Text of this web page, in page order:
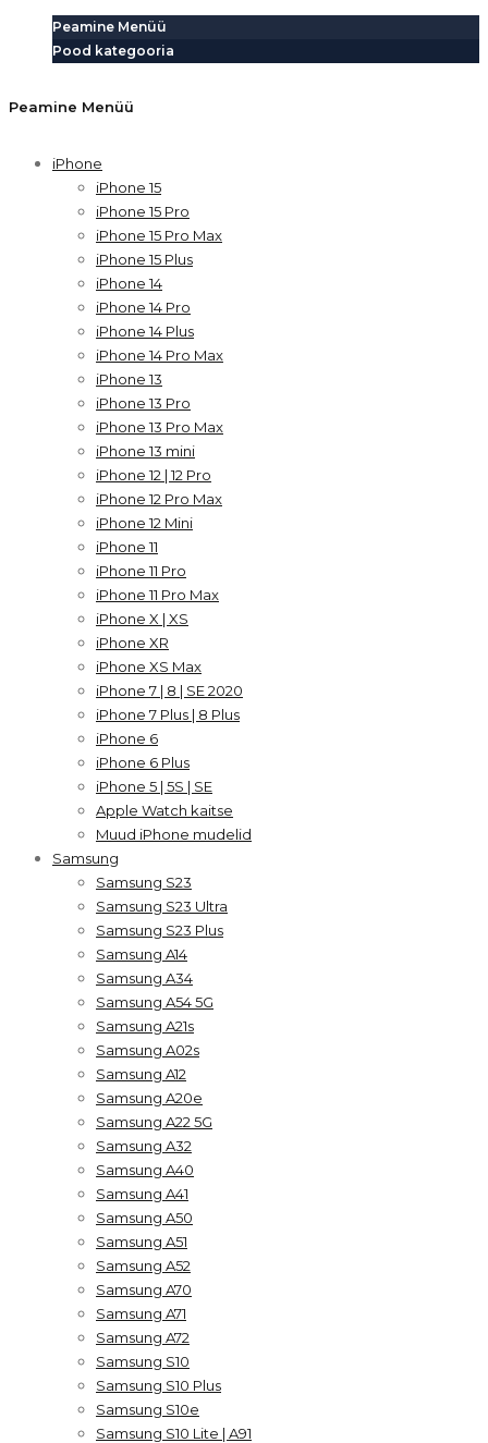
Peamine Menüü
Pood kategooria
Peamine Menüü
iPhone
iPhone 15
iPhone 15 Pro
iPhone 15 Pro Max
iPhone 15 Plus
iPhone 14
iPhone 14 Pro
iPhone 14 Plus
iPhone 14 Pro Max
iPhone 13
iPhone 13 Pro
iPhone 13 Pro Max
iPhone 13 mini
iPhone 12 | 12 Pro
iPhone 12 Pro Max
iPhone 12 Mini
iPhone 11
iPhone 11 Pro
iPhone 11 Pro Max
iPhone X | XS
iPhone XR
iPhone XS Max
iPhone 7 | 8 | SE 2020
iPhone 7 Plus | 8 Plus
iPhone 6
iPhone 6 Plus
iPhone 5 | 5S | SE
Apple Watch kaitse
Muud iPhone mudelid
Samsung
Samsung S23
Samsung S23 Ultra
Samsung S23 Plus
Samsung A14
Samsung A34
Samsung A54 5G
Samsung A21s
Samsung A02s
Samsung A12
Samsung A20e
Samsung A22 5G
Samsung A32
Samsung A40
Samsung A41
Samsung A50
Samsung A51
Samsung A52
Samsung A70
Samsung A71
Samsung A72
Samsung S10
Samsung S10 Plus
Samsung S10e
Samsung S10 Lite | A91